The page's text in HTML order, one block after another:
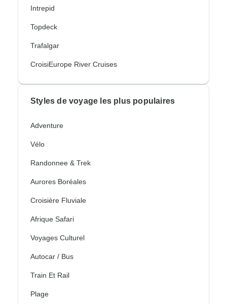
Intrepid
Topdeck
Trafalgar
CroisiEurope River Cruises
Styles de voyage les plus populaires
Adventure
Vélo
Randonnee & Trek
Aurores Boréales
Croisière Fluviale
Afrique Safari
Voyages Culturel
Autocar / Bus
Train Et Rail
Plage